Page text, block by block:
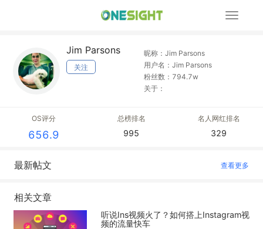
展
Jim Parsons
关注
昵称：Jim Parsons
用户名：Jim Parsons
粉丝数：794.7w
关于：
OS评分
656.9
总榜排名
995
名人网红排名
329
最新帖文 查看更多
相关文章
听说Ins视频火了？如何搭上Instagram视
频的流量快车